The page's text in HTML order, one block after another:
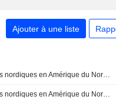
Ajouter à une liste
Actions nordiques en Amérique du Nord - Astra Zeneca progresse de 2,5 %
Actions nordiques en Amérique du Nord - Ericsson recule de 1,7 %